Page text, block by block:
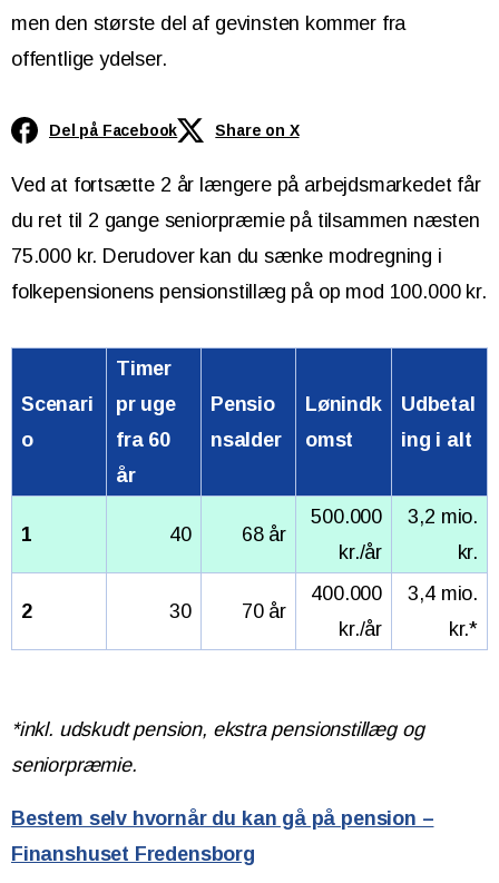
men den største del af gevinsten kommer fra
offentlige ydelser.
Del på Facebook Share on X
Ved at fortsætte 2 år længere på arbejdsmarkedet får
du ret til 2 gange seniorpræmie på tilsammen næsten
75.000 kr. Derudover kan du sænke modregning i
folkepensionens pensionstillæg på op mod 100.000 kr.
Scenari
o
Timer
pr uge
fra 60
år
Pensio
nsalder
Lønindk
omst
Udbetal
ing i alt
1 40 68 år
500.000
kr./år
3,2 mio.
kr.
2 30 70 år
400.000
kr./år
3,4 mio.
kr.*
*inkl. udskudt pension, ekstra pensionstillæg og
seniorpræmie.
Bestem selv hvornår du kan gå på pension –
Finanshuset Fredensborg